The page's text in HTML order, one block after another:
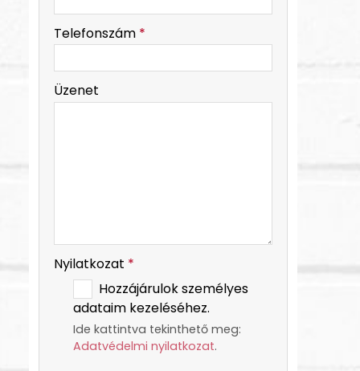
-
Telefonszám *
Üzenet
Nyilatkozat *
Hozzájárulok személyes
adataim kezeléséhez.
Ide kattintva tekinthető meg:
Adatvédelmi nyilatkozat.